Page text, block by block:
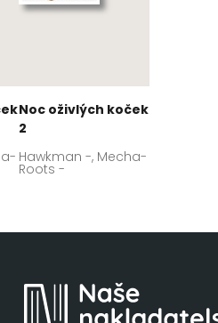
Noc oživlých koček
2
Hawkman -, Mecha-
Roots -